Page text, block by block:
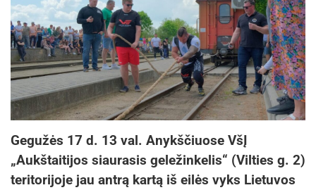
Gegužės 17 d. 13 val. Anykščiuose VšĮ
„Aukštaitijos siaurasis geležinkelis“ (Vilties g. 2)
teritorijoje jau antrą kartą iš eilės vyks Lietuvos